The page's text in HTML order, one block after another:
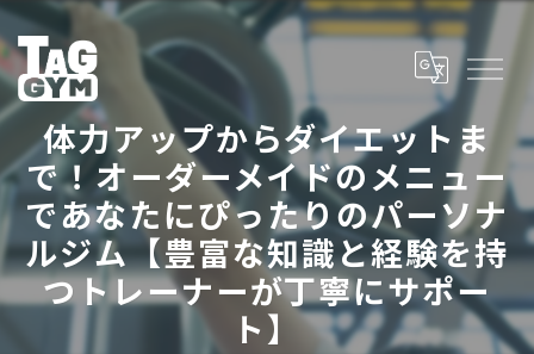
体力アップからダイエットま
で！オーダーメイドのメニュー
であなたにぴったりのパーソナ
ルジム【豊富な知識と経験を持
つトレーナーが丁寧にサポー
ト】